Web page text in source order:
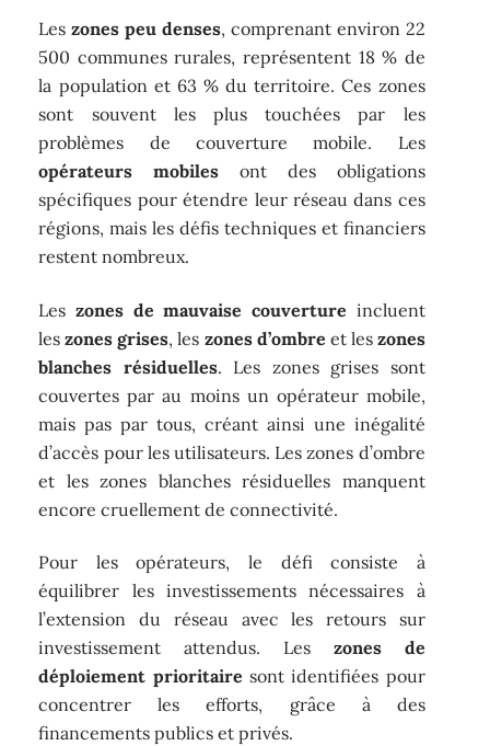
Leszones peu denses, comprenant environ 22
500 communes rurales, représentent 18 % de
la population et 63 % du territoire. Ces zones
sont souvent les plus touchées par les
problèmes de couverture mobile. Les
opérateurs mobiles ont des obligations
spécifiques pour étendre leur réseau dans ces
régions, mais les défis techniques et financiers
restent nombreux.
Leszones de mauvaise couverture incluent
leszones grises, les zones d’ombre et les zones
blanches résiduelles. Les zones grises sont
couvertes par au moins un opérateur mobile,
mais pas par tous, créant ainsi une inégalité
d’accès pour les utilisateurs. Les zones d’ombre
et les zones blanches résiduelles manquent
encore cruellement de connectivité.
Pour les opérateurs, le défi consiste à
équilibrer les investissements nécessaires à
l’extension du réseau avec les retours sur
investissement attendus. Les zones de
déploiement prioritaire sont identifiées pour
concentrer les efforts, grâce à des
financements publics et privés.